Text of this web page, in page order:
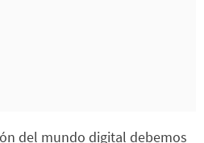
del mundo digital debemos